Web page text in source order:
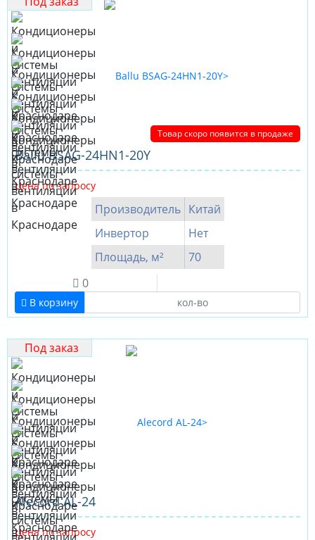
Товар скоро появится в продаже
Ballu BSAG-24HN1-20Y
Цена по запросу
Производитель Китай
Инвертор
Нет
Площадь, м²
70
0
В корзину
Под заказ
Alecord AL-24
Цена по запросу